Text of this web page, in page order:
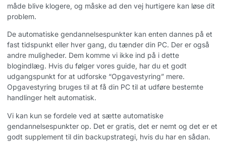
måde blive klogere, og måske ad den vej hurtigere kan løse dit
problem.
De automatiske gendannelsespunkter kan enten dannes på et
fast tidspunkt eller hver gang, du tænder din PC. Der er også
andre muligheder. Dem komme vi ikke ind på i dette
blogindlæg. Hvis du følger vores guide, har du et godt
udgangspunkt for at udforske “Opgavestyring” mere.
Opgavestyring bruges til at få din PC til at udføre bestemte
handlinger helt automatisk.
Vi kan kun se fordele ved at sætte automatiske
gendannelsespunkter op. Det er gratis, det er nemt og det er et
godt supplement til din backupstrategi, hvis du har en sådan.